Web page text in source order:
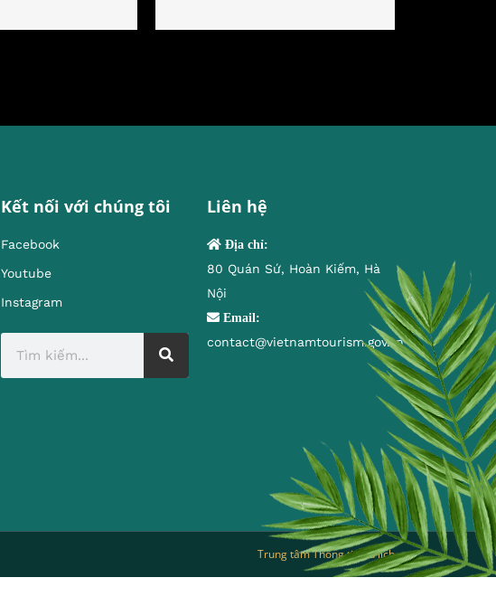
Kết nối với chúng tôi
Facebook
Youtube
Instagram
Liên hệ
Địa chỉ:
80 Quán Sứ, Hoàn Kiếm, Hà
Nội
Email:
contact@vietnamtourism.gov.vn
Trung tâm Thông tin du lịch